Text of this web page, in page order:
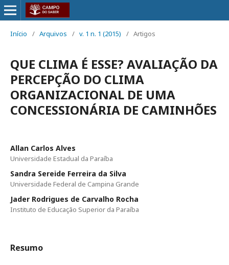
Início / Arquivos / v. 1 n. 1 (2015) / Artigos
QUE CLIMA É ESSE? AVALIAÇÃO DA
PERCEPÇÃO DO CLIMA
ORGANIZACIONAL DE UMA
CONCESSIONÁRIA DE CAMINHÕES
Allan Carlos Alves
Universidade Estadual da Paraíba
Sandra Sereide Ferreira da Silva
Universidade Federal de Campina Grande
Jader Rodrigues de Carvalho Rocha
Instituto de Educação Superior da Paraíba
Resumo